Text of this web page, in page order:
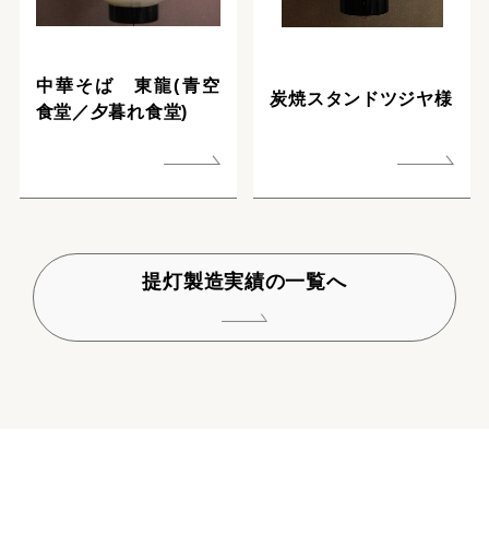
中華そば 東龍(青空
食堂／夕暮れ食堂)
炭焼スタンドツジヤ様
提灯製造実績の一覧へ